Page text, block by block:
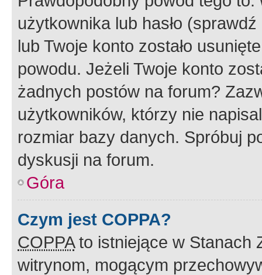
użytkownika lub hasło
lub Twoje konto zostało
powodu. Jeżeli Twoje konto
żadnych postów na forum?
użytkowników, którzy nie
rozmiar bazy danych. Spróbuj
dyskusji na forum.
Góra
Czym jest COPPA?
COPPAto istniejące w Stanach
witrynom, mogącym